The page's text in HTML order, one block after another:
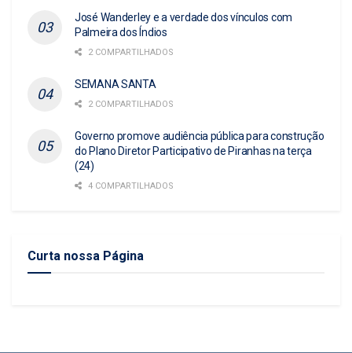
José Wanderley e a verdade dos vínculos com
Palmeira dos Índios
2 COMPARTILHADOS
SEMANA SANTA
2 COMPARTILHADOS
Governo promove audiência pública para construção
do Plano Diretor Participativo de Piranhas na terça
(24)
4 COMPARTILHADOS
Curta nossa Página